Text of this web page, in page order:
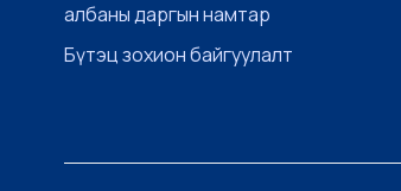
албаны даргын намтар
Бүтэц зохион байгуулалт